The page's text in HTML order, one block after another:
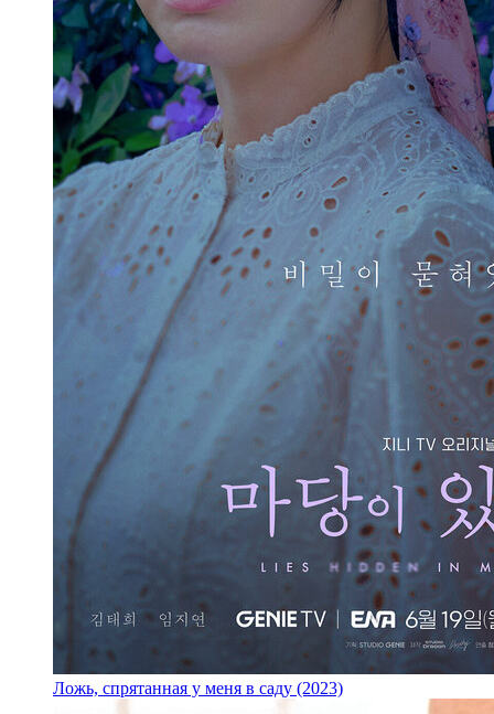
Ложь, спрятанная у меня в саду (2023)